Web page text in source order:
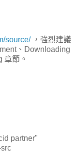
source/，強烈建議
、Downloading
章節。
partner"